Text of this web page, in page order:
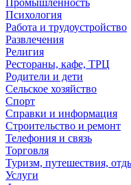
Промышленность
Психология
Работа и трудоустройство
Развлечения
Религия
Рестораны, кафе, ТРЦ
Родители и дети
Сельское хозяйство
Спорт
Справки и информация
Строительство и ремонт
Телефония и связь
Торговля
Туризм, путешествия,
Услуги